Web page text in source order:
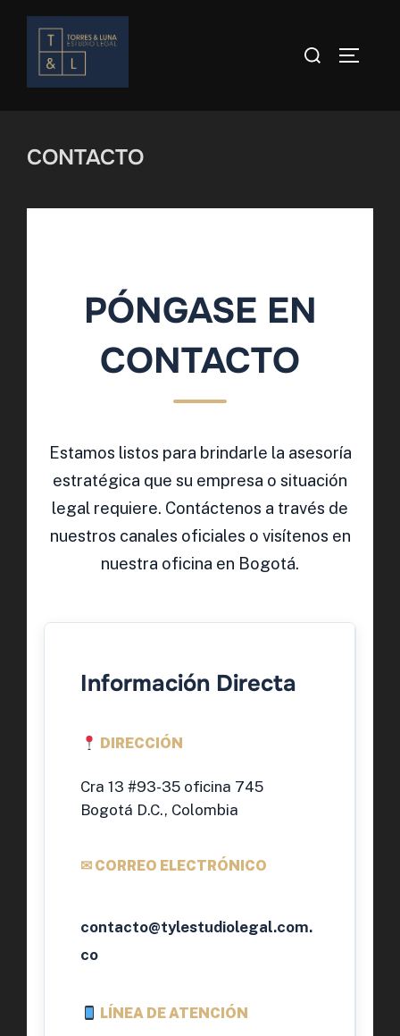
content
Search
CONTACTO
PÓNGASE EN
CONTACTO
Estamos listos para brindarle la asesoría
estratégica que su empresa o situación
legal requiere. Contáctenos a través de
nuestros canales oficiales o visítenos en
nuestra oficina en Bogotá.
Información Directa
DIRECCIÓN
Cra 13 #93-35 oficina 745
Bogotá D.C., Colombia
✉ CORREO ELECTRÓNICO
contacto@tylestudiolegal.com.
co
LÍNEA DE ATENCIÓN